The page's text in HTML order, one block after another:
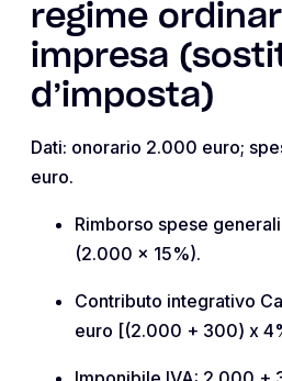
regime
impresa
d’imposta)
Dati: onorario 2.000 euro;
euro.
Rimborso spese
(2.000 x 15%).
Contributo integrativo
euro [(2.000 + 300) x